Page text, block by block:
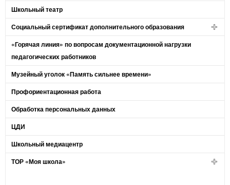
Школьный театр
Социальный сертификат дополнительного образования
«Горячая линия» по вопросам документационной нагрузки
педагогических работников
Музейный уголок «Память сильнее времени»
Профориентационная работа
Обработка персональных данных
ЦДИ
Школьный медиацентр
ТОР «Моя школа»